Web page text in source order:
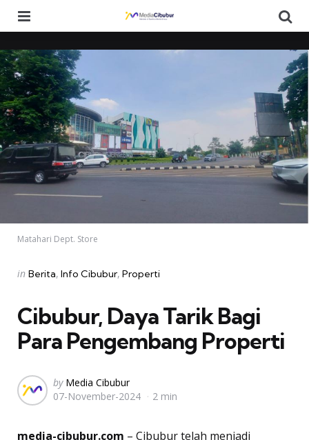
Matahari Dept. Store
Categories
Posted
in Berita Info Cibubur Properti
Cibubur, Daya Tarik Bagi
Para Pengembang Properti
Posted
by
by Media Cibubur
07-November-2024
2 min
media-cibubur.com – Cibubur telah menjadi